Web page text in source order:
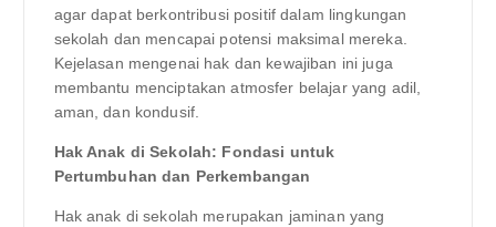
agar dapat berkontribusi positif dalam lingkungan
sekolah dan mencapai potensi maksimal mereka.
Kejelasan mengenai hak dan kewajiban ini juga
membantu menciptakan atmosfer belajar yang adil,
aman, dan kondusif.
Hak Anak di Sekolah: Fondasi untuk
Pertumbuhan dan Perkembangan
Hak anak di sekolah merupakan jaminan yang